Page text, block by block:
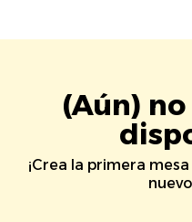
(Aún)
¡Crea la primera